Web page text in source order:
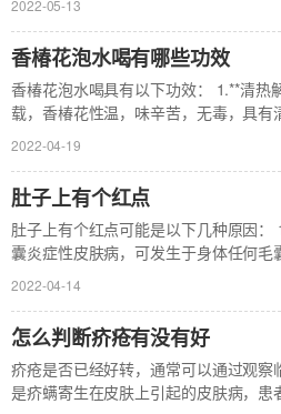
2022-05-13
香椿花泡水喝有哪些功效
香椿花泡水喝具有以下功效： 1.**清热解毒**：根据《四川中药志》记
载，香椿花性温，味辛苦，无毒，具有
2022-04-19
肚子上有个红点
肚子上有个红点可能是以下几种原因： 1.毛囊炎：毛囊炎是常见的毛
囊炎症性皮肤病，可发生于身体任何毛
2022-04-14
怎么判断疥疮有没有好
疥疮是否已经好转，通常可以通过观
是疥螨寄生在皮肤上引起的皮肤病，患